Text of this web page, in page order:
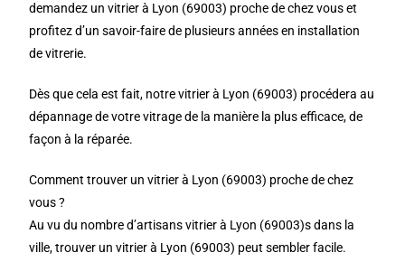
demandez un vitrier à Lyon (69003) proche de chez vous et
profitez d’un savoir-faire de plusieurs années en installation
de vitrerie.
Dès que cela est fait, notre vitrier à Lyon (69003) procédera au
dépannage de votre vitrage de la manière la plus efficace, de
façon à la réparée.
Comment trouver un vitrier à Lyon (69003) proche de chez
vous ?
Au vu du nombre d’artisans vitrier à Lyon (69003)s dans la
ville, trouver un vitrier à Lyon (69003) peut sembler facile.